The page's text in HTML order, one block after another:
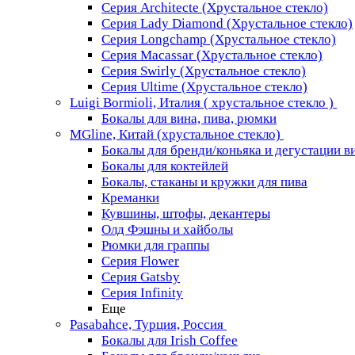
Серия Architecte (Хрустальное стекло)
Серия Lady Diamond (Хрустальное стекло)
Серия Longchamp (Хрустальное стекло)
Серия Macassar (Хрустальное стекло)
Серия Swirly (Хрустальное стекло)
Серия Ultime (Хрустальное стекло)
Luigi Bormioli, Италия ( хрустальное стекло )
Бокалы для вина, пива, рюмки
MGline, Китай (хрустальное стекло)
Бокалы для бренди/коньяка и дегустации
Бокалы для коктейлей
Бокалы, стаканы и кружки для пива
Креманки
Кувшины, штофы, декантеры
Олд Фэшны и хайболы
Рюмки для граппы
Серия Flower
Серия Gatsby
Серия Infinity
Еще
Pasabahce, Турция, Россия
Бокалы для Irish Coffee